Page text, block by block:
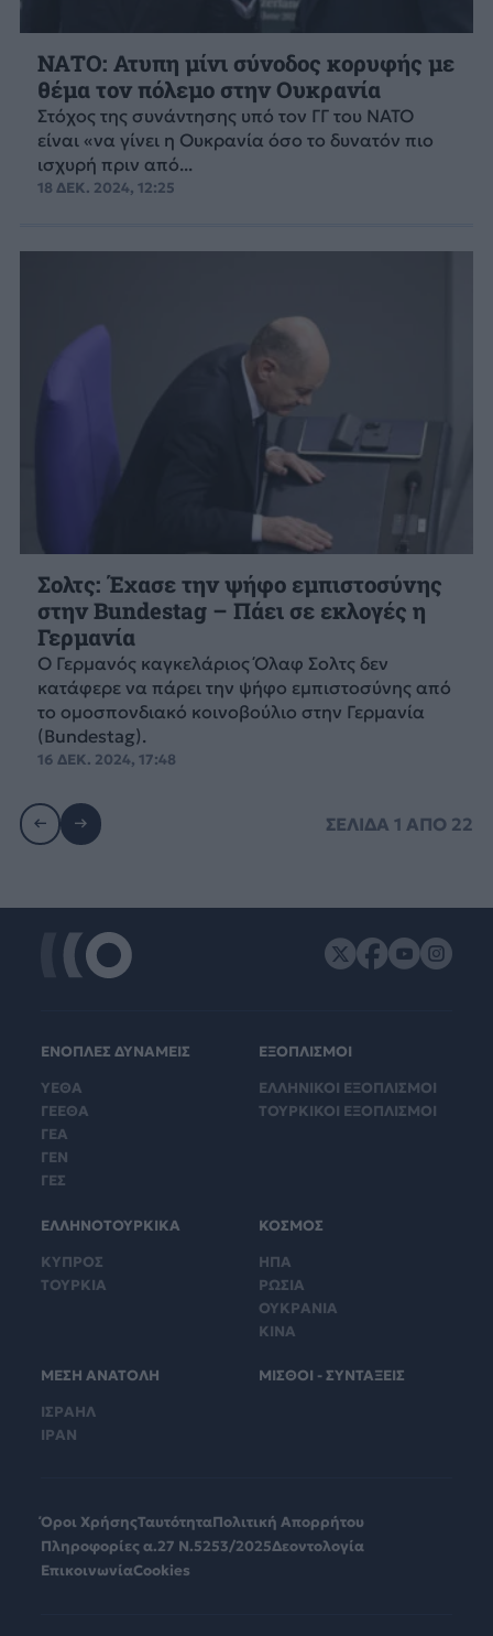
ΝΑΤΟ: Ατυπη μίνι σύνοδος κορυφής με
θέμα τον πόλεμο στην Ουκρανία
Στόχος της συνάντησης υπό τον ΓΓ του ΝΑΤΟ
είναι «να γίνει η Ουκρανία όσο το δυνατόν πιο
ισχυρή πριν από...
18 ΔΕΚ. 2024, 12:25
Σολτς: Έχασε την ψήφο εμπιστοσύνης
στην Bundestag – Πάει σε εκλογές η
Γερμανία
O Γερμανός καγκελάριος Όλαφ Σολτς δεν
κατάφερε να πάρει την ψήφο εμπιστοσύνης από
το ομοσπονδιακό κοινοβούλιο στην Γερμανία
(Bundestag).
16 ΔΕΚ. 2024, 17:48
ΣΕΛΙΔΑ1 ΑΠΟ 22
ΕΝΟΠΛΕΣ ΔΥΝΑΜΕΙΣ
ΥΕΘΑ
ΓΕΕΘΑ
ΓΕΑ
ΓΕΝ
ΓΕΣ
ΕΞΟΠΛΙΣΜΟΙ
ΕΛΛΗΝΙΚΟΙ ΕΞΟΠΛΙΣΜΟΙ
ΤΟΥΡΚΙΚΟΙ ΕΞΟΠΛΙΣΜΟΙ
ΕΛΛΗΝΟΤΟΥΡΚΙΚΑ
ΚΥΠΡΟΣ
ΤΟΥΡΚΙΑ
ΚΟΣΜΟΣ
ΗΠΑ
ΡΩΣΙΑ
ΟΥΚΡΑΝΙΑ
ΚΙΝΑ
ΜΕΣΗ ΑΝΑΤΟΛΗ
ΙΣΡΑΗΛ
ΙΡΑΝ
ΜΙΣΘΟΙ - ΣΥΝΤΑΞΕΙΣ
Όροι ΧρήσηςΤαυτότηταΠολιτική Απορρήτου
Πληροφορίες α.27 Ν.5253/2025Δεοντολογία
ΕπικοινωνίαCookies